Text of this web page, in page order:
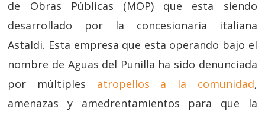
de Obras Públicas (MOP) que esta siendo
desarrollado por la concesionaria italiana
Astaldi. Esta empresa que esta operando bajo el
nombre de Aguas del Punilla ha sido denunciada
por múltiples atropellos a la comunidad,
amenazas y amedrentamientos para que la